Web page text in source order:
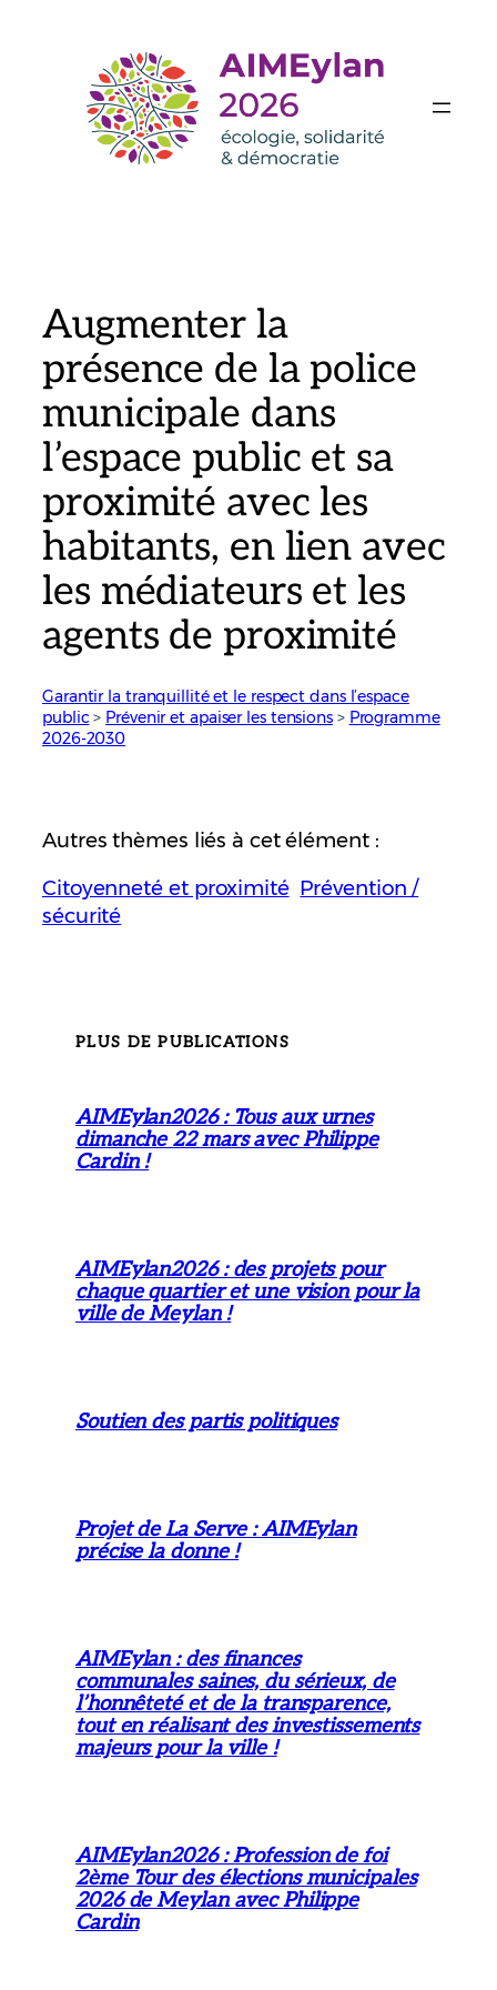
Augmenter la
présence de la police
municipale dans
l’espace public et sa
proximité avec les
habitants, en lien avec
les médiateurs et les
agents de proximité
Garantir la tranquillité et le respect dans l’espace
public > Prévenir et apaiser les tensions > Programme
2026-2030
Autres thèmes liés à cet élément :
Citoyenneté et proximité Prévention /
sécurité
PLUS DE PUBLICATIONS
AIMEylan2026 : Tous aux urnes
dimanche 22 mars avec Philippe
Cardin !
AIMEylan2026 : des projets pour
chaque quartier et une vision pour la
ville de Meylan !
Soutien des partis politiques
Projet de La Serve : AIMEylan
précise la donne !
AIMEylan : des finances
communales saines, du sérieux, de
l’honnêteté et de la transparence,
tout en réalisant des investissements
majeurs pour la ville !
AIMEylan2026 : Profession de foi
2ème Tour des élections municipales
2026 de Meylan avec Philippe
Cardin